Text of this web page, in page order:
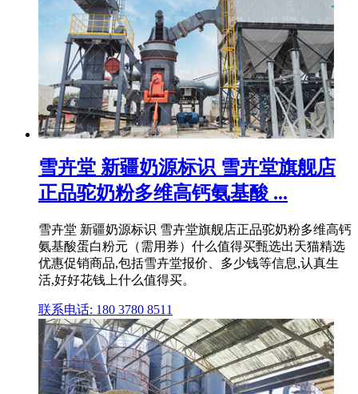
雪卉堂 新疆奶源标识 雪卉堂旗舰店
正品驼奶粉多维高钙氨基酸 ...
雪卉堂 新疆奶源标识 雪卉堂旗舰店正品驼奶粉多维高钙
氨基酸蛋白粉元（需用券）什么值得买甄选出天猫精选
优惠促销商品,包括雪卉堂报价、多少钱等信息,认真生
活,好好花钱上什么值得买。
联系电话: 180 3780 8511